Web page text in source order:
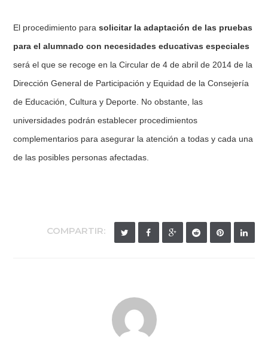
El procedimiento parasolicitar la adaptación de las pruebas
para el alumnado con necesidades educativas especiales
será el que se recoge en la Circular de 4 de abril de 2014 de la
Dirección General de Participación y Equidad de la Consejería
de Educación, Cultura y Deporte. No obstante, las
universidades podrán establecer procedimientos
complementarios para asegurar la atención a todas y cada una
de las posibles personas afectadas.
COMPARTIR: